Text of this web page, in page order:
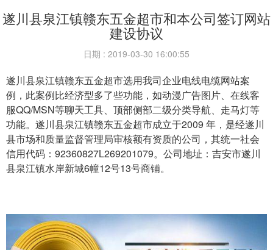
遂川县泉江镇赣东五金超市和本公司签订网站
建设协议
日期 : 2019-03-30 16:00:55
遂川县泉江镇赣东五金超市选用我司企业电线电缆网站案
例，此案例比经济型多了些功能，如动漫广告图片、在线客
服QQ/MSN等聊天工具、顶部侧部二级分类导航、走马灯等
功能。遂川县泉江镇赣东五金超市成立于2009 年，是经遂川
县市场和质量监督管理局审核额有资质的公司，其统一社会
信用代码：92360827L269201079。公司地址：吉安市遂川
县泉江镇水岸新城6幢12号13号商铺。